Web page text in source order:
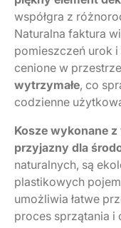
współgra z
Naturalna faktura
pomieszczeń urok
cenione w
wytrzymałe, co
codzienne
Kosze wykonane
przyjazny dla
naturalnych, są
plastikowych
umożliwia łatwe
proces sprzątania i